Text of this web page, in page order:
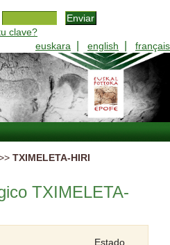
clave?
euskara
english français
TXIMELETA-HIRI
TXIMELETA-
Estado